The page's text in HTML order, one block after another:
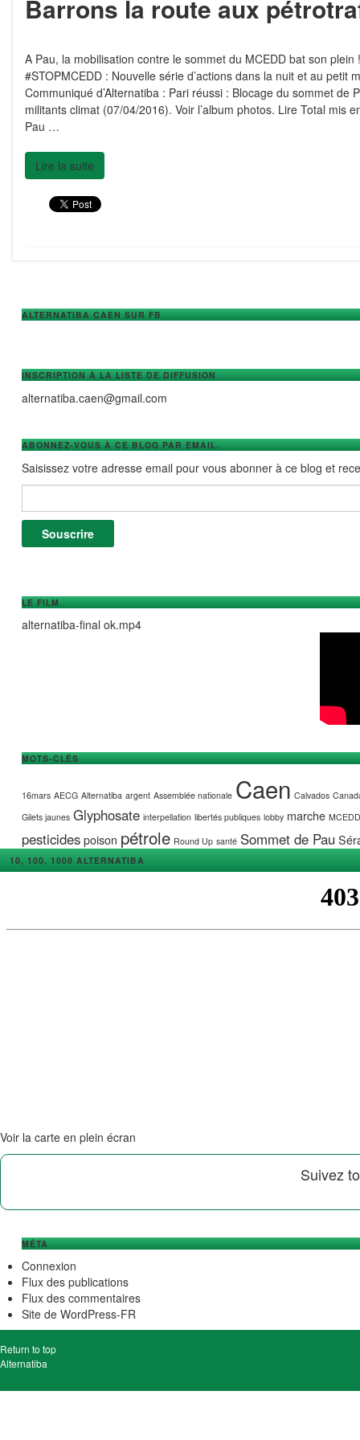
Barrons la route aux
A Pau, la mobilisation contre le sommet du MCEDD bat son plein
#STOPMCEDD : Nouvelle série d’actions dans la nuit et au petit
Communiqué d’Alternatiba : Pari réussi : Blocage du sommet de
militants climat (07/04/2016). Voir l’album photos. Lire Total mis
Pau …
Lire la suite
ALTERNATIBA CAEN SUR FB
INSCRIPTION À LA LISTE DE DIFFUSION
alternatiba.caen@gmail.com
ABONNEZ-VOUS À CE BLOG PAR EMAIL.
Saisissez votre adresse email pour vous abonner à ce blog et
Souscrire
LE FILM
alternatiba-final ok.mp4
MOTS-CLÉS
16mars AECG Alternatiba argent Assemblée nationale Caen Calvados
Gilets jaunes Glyphosate interpellation libertés publiques lobby marche MCEDD
pesticidespoison pétrole Round Up santé Sommet de Pau
10, 100, 1000 ALTERNATIBA
Voir la carte en plein écran
Suivez
MÉTA
Connexion
Flux des publications
Flux des commentaires
Site de WordPress-FR
Return to top
Alternatiba